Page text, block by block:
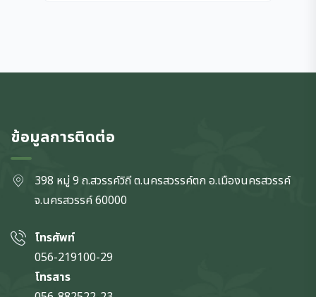
ข้อมูลการติดต่อ
398 หมู่ 9 ถ.สวรรค์วิถี ต.นครสวรรค์ตก อ.เมืองนครสวรรค์
จ.นครสวรรค์60000
โทรศัพท์
056-219100-29
โทรสาร